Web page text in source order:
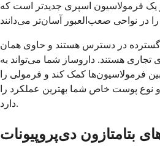
یک فرمولاسیون اسپری جدیدتر است که
گسترده در دسترس هستند و حاوی همان
تجاری هستند. داروساز شما می‌تواند به
فرمولاسیون‌ها کمک کند و فرمولی را
و نوع پوست خاص شما بهترین عملکرد را
دارد.
بتامتازون دی‌پروپیونات